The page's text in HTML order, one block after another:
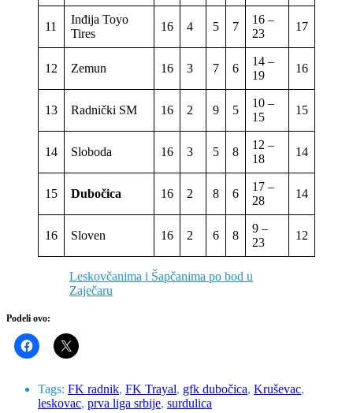
11
Inđija Toyo
Tires
16 4 5 7
16 –
23
17
12 Zemun 16 3 7 6
14 –
19
16
13 Radnički SM 16 2 9 5
10 –
15
15
14 Sloboda 16 3 5 8
12 –
18
14
15 Dubočica 16 2 8 6
17 –
28
14
16 Sloven 16 2 6 8
9 –
23
12
Leskovčanima i Šapčanima po bod u
Zaječaru
Podeli ovo:
Tags: FK radnik, FK Trayal, gfk dubočica, Kruševac,
leskovac, prva liga srbije, surdulica